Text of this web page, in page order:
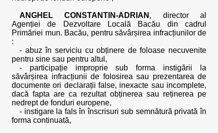
ANGHEL CONSTANTIN-ADRIAN , director al
Agenției de Dezvoltare Locală Bacău din cadrul
Primăriei mun. Bacău, pentru săvârșirea infracțiunilor de
:
- abuz în serviciu cu obținere de foloase necuvenite
pentru sine sau pentru altul,
- participație improprie sub forma instigării la
săvârșirea infracțiunii de folosirea sau prezentarea de
documente ori declarații false, inexacte sau incomplete,
dacă fapta are ca rezultat obținerea sau reținerea pe
nedrept de fonduri europene,
- instigare la fals în înscrisuri sub semnătură privată în
forma continuată,